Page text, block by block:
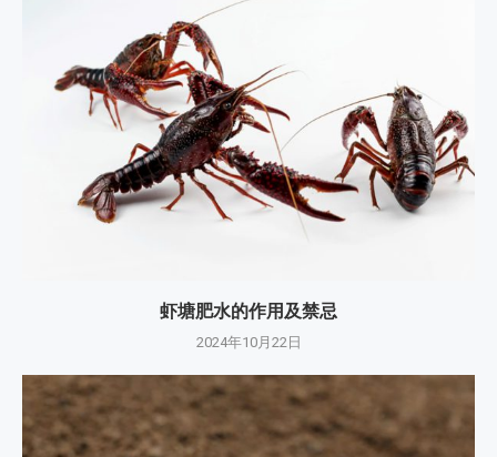
虾塘肥水的作用及禁忌
2024年10月22日